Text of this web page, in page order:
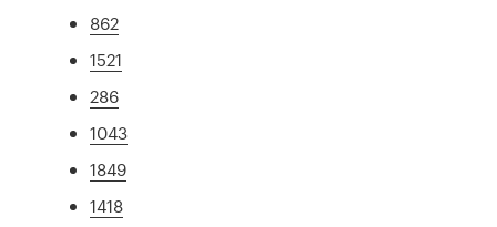
862
1521
286
1043
1849
1418